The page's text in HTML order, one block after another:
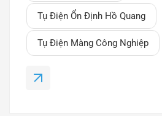
trong các thiết bị hàn công
điện trong máy hàn là gì?Tụ
tụ điện màng polypropylen mạ
kế để hoạt động trong các điều
Tụ Điện Ổn Định Hồ Quang
Tụ Điện Màng Công Nghiệp